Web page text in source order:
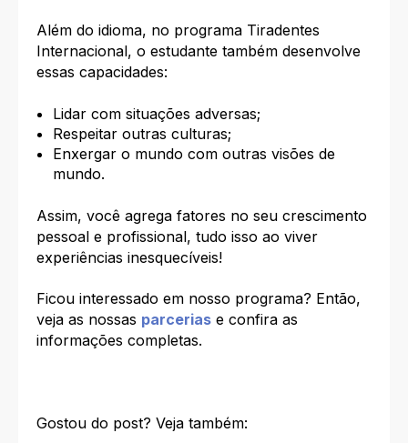
Além do idioma, no programa Tiradentes
Internacional, o estudante também desenvolve
essas capacidades:
Lidar com situações adversas;
Respeitar outras culturas;
Enxergar o mundo com outras visões de
mundo.
Assim, você agrega fatores no seu crescimento
pessoal e profissional, tudo isso ao viver
experiências inesquecíveis!
Ficou interessado em nosso programa? Então,
veja as nossas parcerias e confira as
informações completas.
Gostou do post? Veja também: